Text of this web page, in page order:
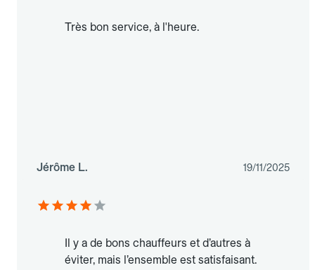
Très bon service, à l'heure.
Jérôme L. 19/11/2025
Il y a de bons chauffeurs et d’autres à
éviter, mais l’ensemble est satisfaisant.